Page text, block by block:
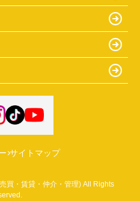
サイトマップ
買・賃貸・仲介・管理) All Rights